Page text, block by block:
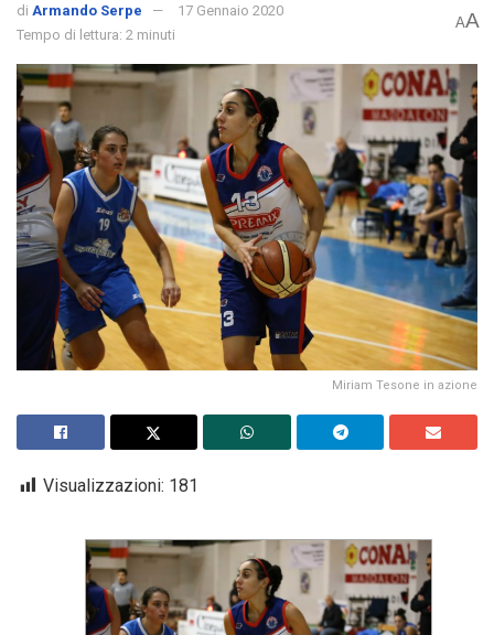
di Armando Serpe
17 Gennaio 2020
Tempo di lettura: 2 minuti
AA
Miriam Tesone in azione
Visualizzazioni: 181